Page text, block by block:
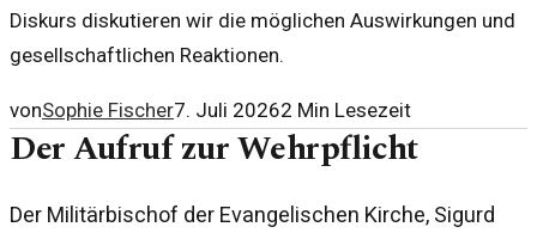
Diskurs diskutieren wir die möglichen Auswirkungen und
gesellschaftlichen Reaktionen.
vonSophie Fischer7. Juli 20262 Min Lesezeit
Der Aufruf zur Wehrpflicht
Der Militärbischof der Evangelischen Kirche, Sigurd